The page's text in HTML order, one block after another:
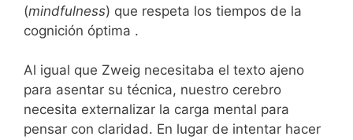
(mindfulness) que respeta los tiempos de la
cognición óptima .
Al igual que Zweig necesitaba el texto ajeno
para asentar su técnica, nuestro cerebro
necesita externalizar la carga mental para
pensar con claridad. En lugar de intentar hacer